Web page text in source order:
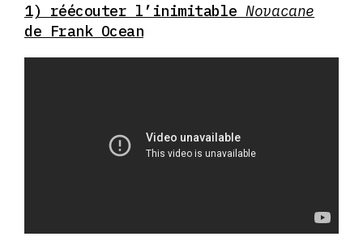
1) réécouter l’inimitable Novacane
de Frank Ocean